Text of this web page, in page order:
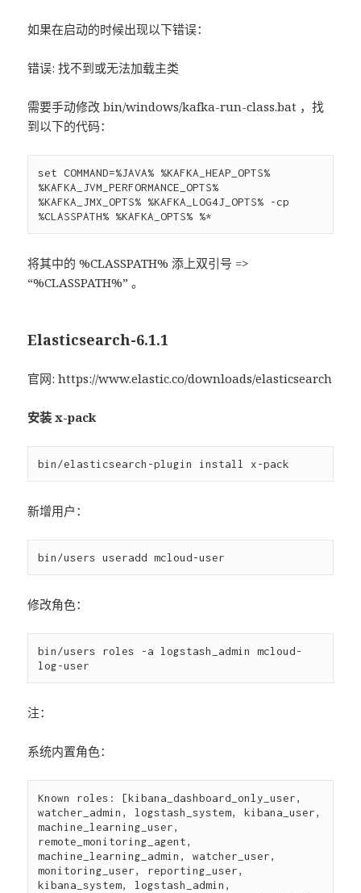
如果在启动的时候出现以下错误：
错误: 找不到或无法加载主类
需要手动修改 bin/windows/kafka-run-class.bat ，找
到以下的代码：
set COMMAND=%JAVA% %KAFKA_HEAP_OPTS%
%KAFKA_JVM_PERFORMANCE_OPTS%
%KAFKA_JMX_OPTS% %KAFKA_LOG4J_OPTS% -cp
将其中的 %CLASSPATH% 添上双引号 =>
“%CLASSPATH%” 。
Elasticsearch-6.1.1
官网: https://www.elastic.co/downloads/elasticsearch
安装 x-pack
新增用户：
修改角色：
bin/users roles -a logstash_admin mcloud-
注：
系统内置角色：
Known roles: [kibana_dashboard_only_user,
watcher_admin, logstash_system, kibana_user,
machine_learning_user,
remote_monitoring_agent,
machine_learning_admin, watcher_user,
monitoring_user, reporting_user,
kibana_system, logstash_admin,